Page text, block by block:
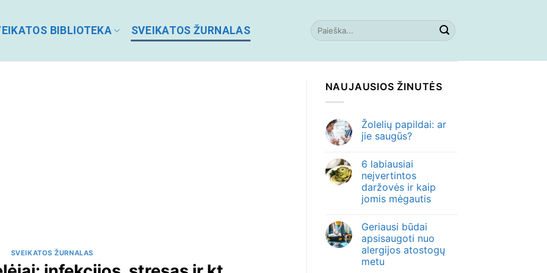
BIBLIOTEKA SVEIKATOS ŽURNALAS
SVEIKATOS ŽURNALAS
NAUJAUSIOS ŽINUTĖS
Žolelių papildai: ar
jie saugūs?
6 labiausiai
neįvertintos
daržovės ir kaip
jomis mėgautis
Geriausi būdai
apsisaugoti nuo
alergijos atostogų
metu